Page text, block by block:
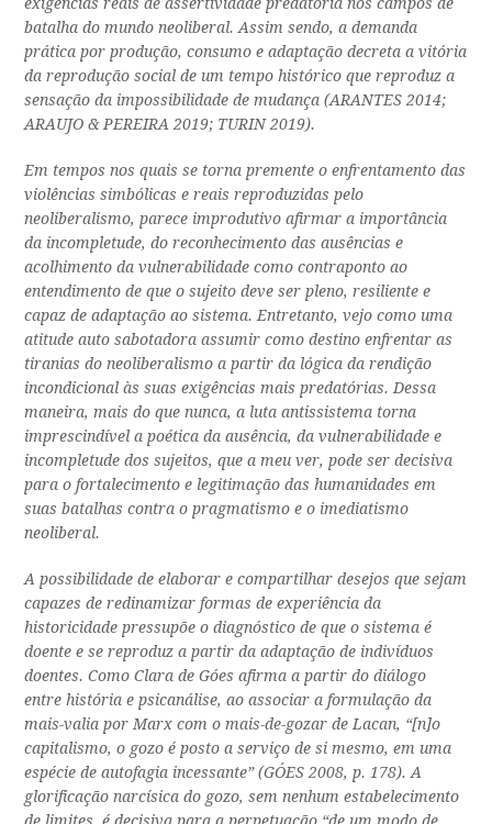
exigências reais de assertividade predatória nos campos de
batalha do mundo neoliberal. Assim sendo, a demanda
prática por produção, consumo e adaptação decreta a vitória
da reprodução social de um tempo histórico que reproduz a
sensação da impossibilidade de mudança (ARANTES 2014;
ARAUJO & PEREIRA 2019; TURIN 2019).
Em tempos nos quais se torna premente o enfrentamento das
violências simbólicas e reais reproduzidas pelo
neoliberalismo, parece improdutivo afirmar a importância
da incompletude, do reconhecimento das ausências e
acolhimento da vulnerabilidade como contraponto ao
entendimento de que o sujeito deve ser pleno, resiliente e
capaz de adaptação ao sistema. Entretanto, vejo como uma
atitude auto sabotadora assumir como destino enfrentar as
tiranias do neoliberalismo a partir da lógica da rendição
incondicional às suas exigências mais predatórias. Dessa
maneira, mais do que nunca, a luta antissistema torna
imprescindível a poética da ausência, da vulnerabilidade e
incompletude dos sujeitos, que a meu ver, pode ser decisiva
para o fortalecimento e legitimação das humanidades em
suas batalhas contra o pragmatismo e o imediatismo
neoliberal.
A possibilidade de elaborar e compartilhar desejos que sejam
capazes de redinamizar formas de experiência da
historicidade pressupõe o diagnóstico de que o sistema é
doente e se reproduz a partir da adaptação de indivíduos
doentes. Como Clara de Góes afirma a partir do diálogo
entre história e psicanálise, ao associar a formulação da
mais-valia por Marx com o mais-de-gozar de Lacan, “[n]o
capitalismo, o gozo é posto a serviço de si mesmo, em uma
espécie de autofagia incessante” (GÓES 2008, p. 178). A
glorificação narcísica do gozo, sem nenhum estabelecimento